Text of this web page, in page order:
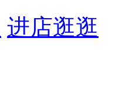
进店逛逛